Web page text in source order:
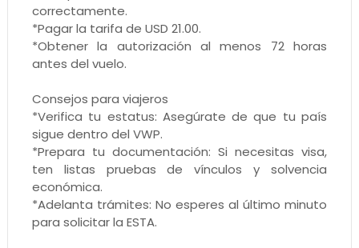
correctamente.
*Pagar la tarifa de USD 21.00.
*Obtener la autorización al menos 72 horas
antes del vuelo.
Consejos para viajeros
*Verifica tu estatus: Asegúrate de que tu país
sigue dentro del VWP.
*Prepara tu documentación: Si necesitas visa,
ten listas pruebas de vínculos y solvencia
económica.
*Adelanta trámites: No esperes al último minuto
para solicitar la ESTA.